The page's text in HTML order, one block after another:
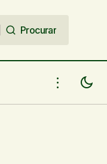
Procurar